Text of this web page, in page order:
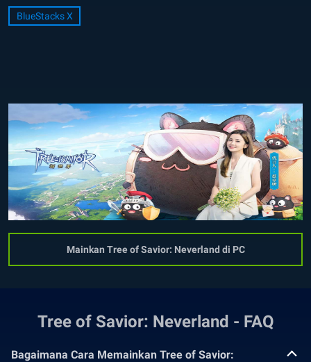
BlueStacks X
Mainkan Tree of Savior: Neverland di PC
Tree of Savior: Neverland - FAQ
Bagaimana Cara Memainkan Tree of Savior: